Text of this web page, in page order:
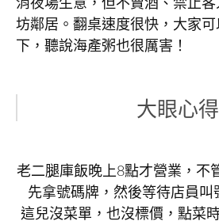
坊鄰居。翻桌速度很快，大家
下，聽說海產粥也很厲害！
大眼心得
老二腿庫飯晚上8點才營業，不
先拿號碼牌，然後等待店員叫
這兒沒菜單，也沒標價，點菜